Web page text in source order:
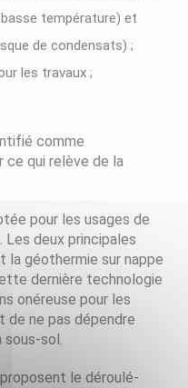
température) et
de condensats) ;
les travaux ;
comme
qui relève de la
pour les usages de
deux principales
la géothermie sur nappe
dernière technologie
onéreuse pour les
de ne pas dépendre
sous-sol.
le déroulé-